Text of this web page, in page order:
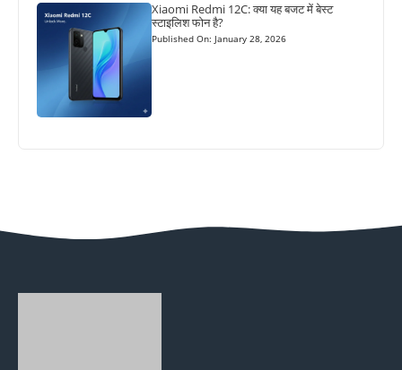
Xiaomi Redmi 12C: क्या यह बजट में बेस्ट
स्टाइलिश फोन है?
Published On: January 28, 2026